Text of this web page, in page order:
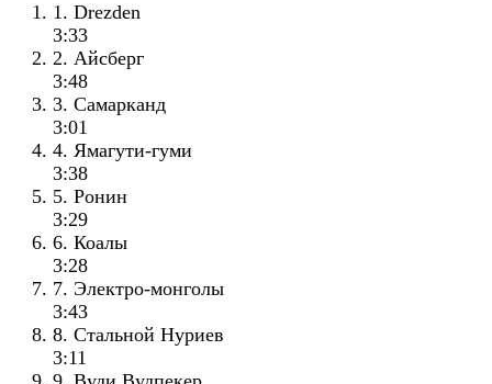
1. Drezden
3:33
2. Айсберг
3:48
3. Самарканд
3:01
4. Ямагути-гуми
3:38
5. Ронин
3:29
6. Коалы
3:28
7. Электро-монголы
3:43
8. Стальной Нуриев
3:11